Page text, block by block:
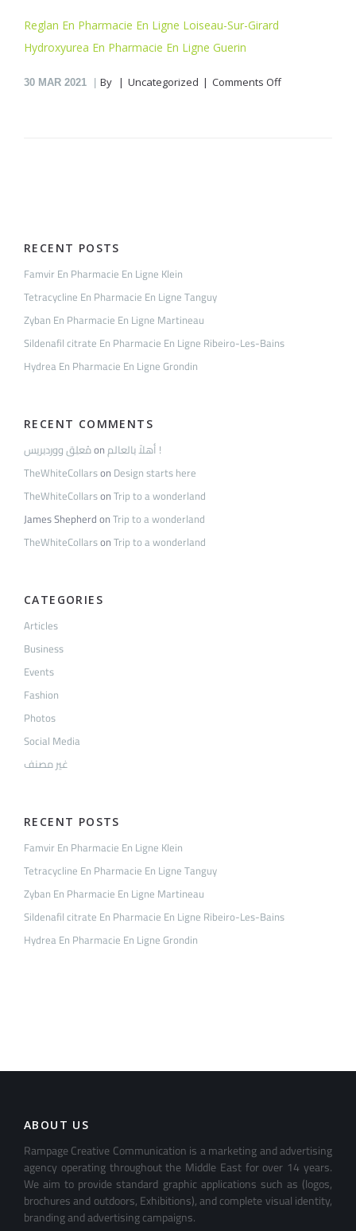
Reglan En Pharmacie En Ligne Loiseau-Sur-Girard
Hydroxyurea En Pharmacie En Ligne Guerin
30 MAR 2021 By Uncategorized Comments Offon
RECENT POSTS
Famvir En Pharmacie En Ligne Klein
Tetracycline En Pharmacie En Ligne Tanguy
Zyban En Pharmacie En Ligne Martineau
Sildenafil citrate En Pharmacie En Ligne Ribeiro-Les-Bains
Hydrea En Pharmacie En Ligne Grondin
RECENT COMMENTS
مُعلِق ووردبريسon
أهلاً بالعالم !
TheWhiteCollarson Design starts here
TheWhiteCollarsonTrip to a wonderland
James ShepherdonTrip to a wonderland
TheWhiteCollarsonTrip to a wonderland
CATEGORIES
Articles
Business
Events
Fashion
Photos
Social Media
غير مصنف
RECENT POSTS
Famvir En Pharmacie En Ligne Klein
Tetracycline En Pharmacie En Ligne Tanguy
Zyban En Pharmacie En Ligne Martineau
Sildenafil citrate En Pharmacie En Ligne Ribeiro-Les-Bains
Hydrea En Pharmacie En Ligne Grondin
ABOUT US
Rampage Creative Communication is a marketing and advertising
agency operating throughout the Middle East for over 14 years.
We aim to provide standard graphic applications such as (logos,
brochures and outdoors, Exhibitions), and complete visual identity,
branding and advertising campaigns.